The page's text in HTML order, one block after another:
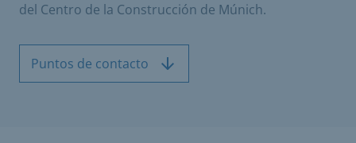
del Centro de la Construcción de Múnich.
Puntos de contacto